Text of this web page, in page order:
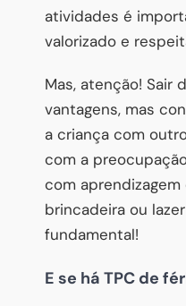
atividades é
valorizado e
Mas, atenção! Sair
vantagens, mas
a criança com
com a
com
brincadeira ou
fundamental!
E se há TPC de